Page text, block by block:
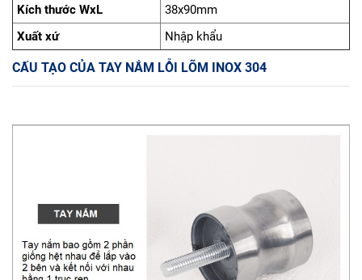
Kích thước WxL
38x90mm
Xuất xứ
Nhập khẩu
CẤU TẠO CỦA TAY NẮM LỖI LÕM INOX 304